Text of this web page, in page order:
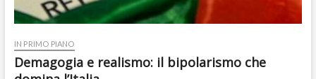
IN PRIMO PIANO
Demagogia e realismo: il bipolarismo che